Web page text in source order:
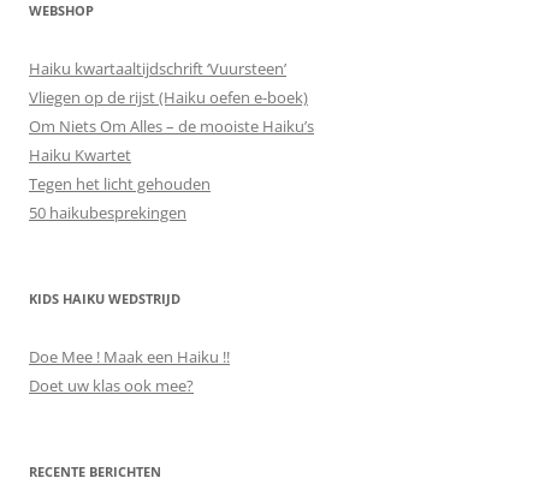
WEBSHOP
Haiku kwartaaltijdschrift ‘Vuursteen’
Vliegen op de rijst (Haiku oefen e-boek)
Om Niets Om Alles – de mooiste Haiku’s
Haiku Kwartet
Tegen het licht gehouden
50 haikubesprekingen
KIDS HAIKU WEDSTRIJD
Doe Mee ! Maak een Haiku !!
Doet uw klas ook mee?
RECENTE BERICHTEN